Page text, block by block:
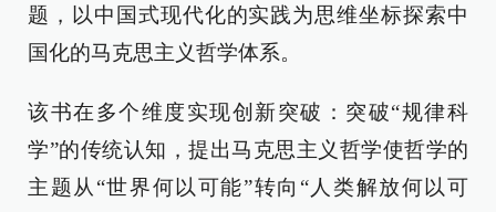
题，以中国式现代化的实践为思维坐标探索中
国化的马克思主义哲学体系。
该书在多个维度实现创新突破：突破“规律科
学”的传统认知，提出马克思主义哲学使哲学的
主题从“世界何以可能”转向“人类解放何以可